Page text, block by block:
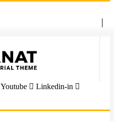
Youtube Linkedin-in